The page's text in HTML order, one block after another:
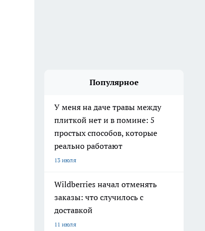
Популярное
У меня на даче травы между
плиткой нет и в помине: 5
простых способов, которые
реально работают
13 июля
Wildberries начал отменять
заказы: что случилось с
доставкой
11 июля